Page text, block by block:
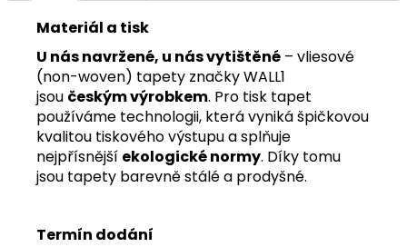
Materiál a tisk
U nás navržené, u nás vytištěné – vliesové
(non-woven) tapety značky WALL1
jsou českým výrobkem. Pro tisk tapet
používáme technologii, která vyniká špičkovou
kvalitou tiskového výstupu a splňuje
nejpřísnější ekologické normy. Díky tomu
jsou tapety barevně stálé a prodyšné.
Termín dodání